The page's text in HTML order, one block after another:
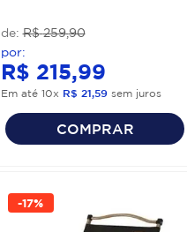
R$ 259,90
R$ 215,99
Em até 10x R$ 21,59sem juros
COMPRAR
-17%